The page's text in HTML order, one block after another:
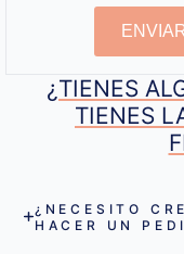
¿TIENES
TIENES
¿NECESITO
HACER UN